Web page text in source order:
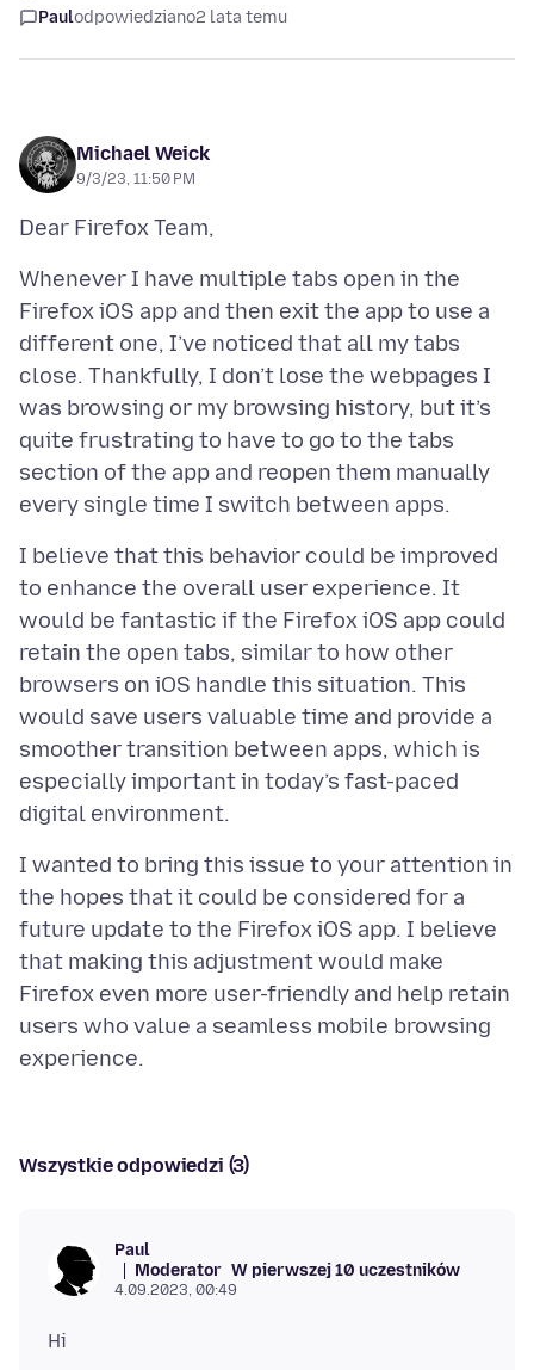
Paulodpowiedziano2 lata temu
Michael Weick
9/3/23, 11:50 PM
Whenever I have multiple tabs open in the
Firefox iOS app and then exit the app to use a
different one, I’ve noticed that all my tabs
close. Thankfully, I don’t lose the webpages I
was browsing or my browsing history, but it’s
quite frustrating to have to go to the tabs
section of the app and reopen them manually
I believe that this behavior could be improved
to enhance the overall user experience. It
would be fantastic if the Firefox iOS app could
retain the open tabs, similar to how other
browsers on iOS handle this situation. This
would save users valuable time and provide a
smoother transition between apps, which is
especially important in today’s fast-paced
I wanted to bring this issue to your attention in
the hopes that it could be considered for a
future update to the Firefox iOS app. I believe
that making this adjustment would make
Firefox even more user-friendly and help retain
users who value a seamless mobile browsing
Wszystkie odpowiedzi (3)
Paul
Moderator W pierwszej 10 uczestników
4.09.2023, 00:49